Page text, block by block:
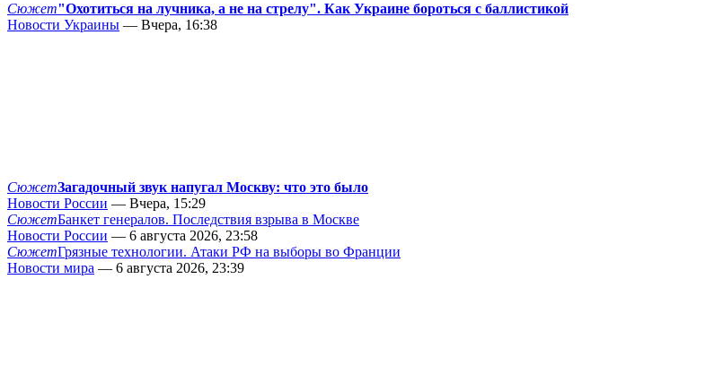
Сюжет"Охотиться на лучника, а не на стрелу". Как Украине бороться с баллистикой
Новости Украины — Вчера, 16:38
СюжетЗагадочный звук напугал Москву: что это было
Новости России — Вчера, 15:29
СюжетБанкет генералов. Последствия взрыва в Москве
Новости России — 6 августа 2026, 23:58
СюжетГрязные технологии. Атаки РФ на выборы во Франции
Новости мира — 6 августа 2026, 23:39